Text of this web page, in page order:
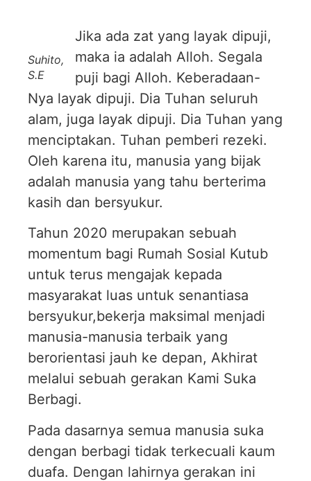
Suhito,
S.E
Jika ada zat yang layak dipuji,
maka ia adalah Alloh. Segala
puji bagi Alloh. Keberadaan-
Nya layak dipuji. Dia Tuhan seluruh
alam, juga layak dipuji. Dia Tuhan yang
menciptakan. Tuhan pemberi rezeki.
Oleh karena itu, manusia yang bijak
adalah manusia yang tahu berterima
kasih dan bersyukur.
Tahun 2020 merupakan sebuah
momentum bagi Rumah Sosial Kutub
untuk terus mengajak kepada
masyarakat luas untuk senantiasa
bersyukur,bekerja maksimal menjadi
manusia-manusia terbaik yang
berorientasi jauh ke depan, Akhirat
melalui sebuah gerakan Kami Suka
Berbagi.
Pada dasarnya semua manusia suka
dengan berbagi tidak terkecuali kaum
duafa. Dengan lahirnya gerakan ini